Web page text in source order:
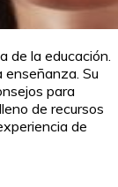
de la educación.
Su
para
de recursos
de